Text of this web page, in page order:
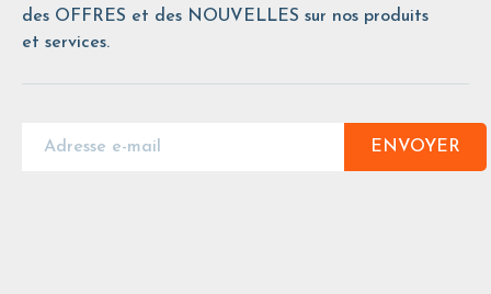
des OFFRES et des NOUVELLES sur nos produits
et services.
ENVOYER